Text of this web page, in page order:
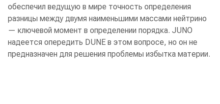
обеспечил ведущую в мире точность определения
разницы между двумя наименьшими массами нейтрино
— ключевой момент в определении порядка. JUNO
надеется опередить DUNE в этом вопросе, но он не
предназначен для решения проблемы избытка материи.